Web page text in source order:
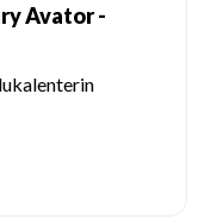
Avator -